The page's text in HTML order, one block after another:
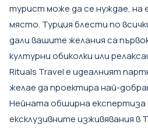
турист може да се нуждае, на
място. Турция блести по
дали вашите желания са
културни обиколки или
Rituals Travel е идеалният
желае да проектира най-
Нейната обширна
ексклузивните изживявания в